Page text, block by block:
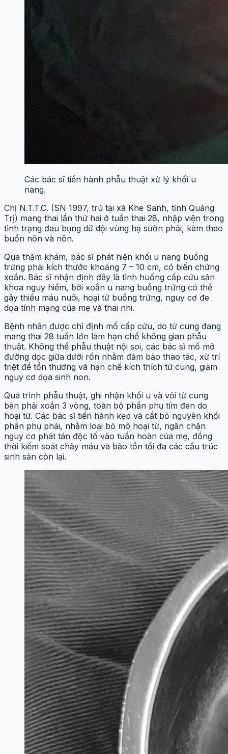
Các bác sĩ tiến hành phẫu thuật xử lý khối u
nang.
Chị N.T.T.C. (SN 1997, trú tại xã Khe Sanh, tỉnh Quảng
Trị) mang thai lần thứ hai ở tuần thai 28, nhập viện trong
tình trạng đau bụng dữ dội vùng hạ sườn phải, kèm theo
buồn nôn và nôn.
Qua thăm khám, bác sĩ phát hiện khối u nang buồng
trứng phải kích thước khoảng 7 – 10 cm, có biến chứng
xoắn. Bác sĩ nhận định đây là tình huống cấp cứu sản
khoa nguy hiểm, bởi xoắn u nang buồng trứng có thể
gây thiếu máu nuôi, hoại tử buồng trứng, nguy cơ đe
dọa tính mạng của mẹ và thai nhi.
Bệnh nhân được chỉ định mổ cấp cứu, do tử cung đang
mang thai 28 tuần lớn làm hạn chế không gian phẫu
thuật. Không thể phẫu thuật nội soi, các bác sĩ mổ mở
đường dọc giữa dưới rốn nhằm đảm bảo thao tác, xử trí
triệt để tổn thương và hạn chế kích thích tử cung, giảm
nguy cơ dọa sinh non.
Quá trình phẫu thuật, ghi nhận khối u và vòi tử cung
bên phải xoắn 3 vòng, toàn bộ phần phụ tím đen do
hoại tử. Các bác sĩ tiến hành kẹp và cắt bỏ nguyên khối
phần phụ phải, nhằm loại bỏ mô hoại tử, ngăn chặn
nguy cơ phát tán độc tố vào tuần hoàn của mẹ, đồng
thời kiểm soát chảy máu và bảo tồn tối đa các cấu trúc
sinh sản còn lại.